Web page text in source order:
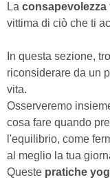
La consapevolezza
vittima di ciò che ti
In questa sezione,
riconsiderare da un
vita.
Osserveremo
cosa fare quando
l'equilibrio, come
al meglio la tua
Queste pratiche